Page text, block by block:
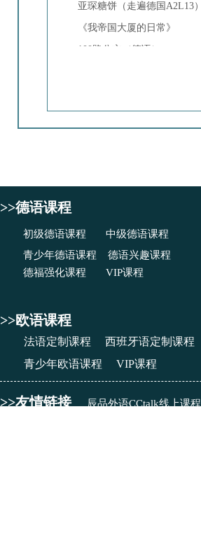
亚琛糖饼（走遍德国A2L13）
《我帝国大厦的日常》
100路公交（德语）
>>友情链接 辰品外语CCtalk线上课程
>>德语课程
初级德语课程
中级德语课程
青少年德语课程
德语兴趣课程
德福强化课程
VIP课程
>>欧语课程
法语定制课程
西班牙语定制课程
青少年欧语课程
VIP课程